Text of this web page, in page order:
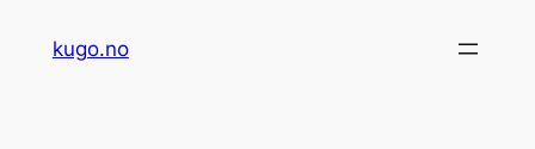
kugo.no